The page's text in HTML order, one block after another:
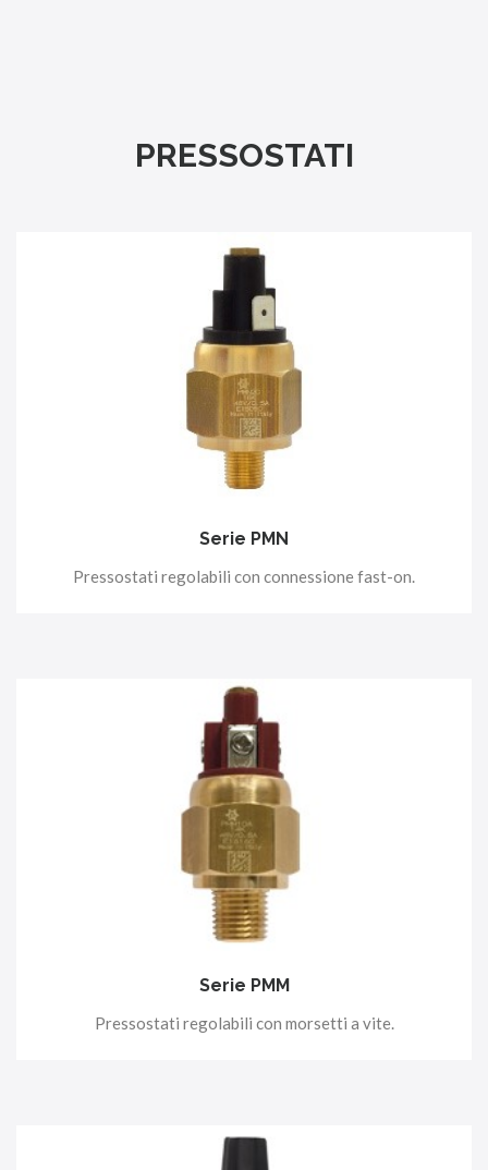
PRESSOSTATI
Serie PMN
Pressostati regolabili con connessione fast-on.
Serie PMM
Pressostati regolabili con morsetti a vite.